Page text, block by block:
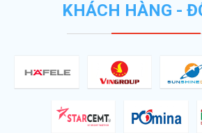
KHÁCH HÀNG -